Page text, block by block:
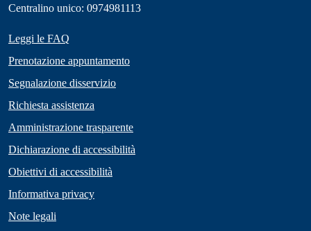
Centralino unico: 0974981113
Leggi le FAQ
Prenotazione appuntamento
Segnalazione disservizio
Richiesta assistenza
Amministrazione trasparente
Dichiarazione di accessibilità
Obiettivi di accessibilità
Informativa privacy
Note legali